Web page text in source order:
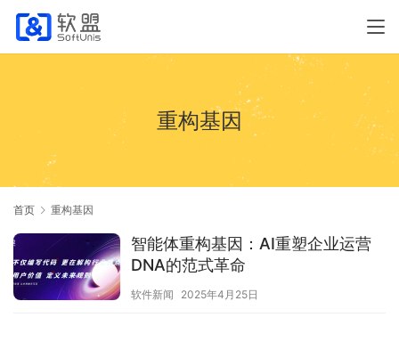
重构基因
首页 重构基因
智能体重构基因：AI重塑企业运营
DNA的范式革命
软件新闻 2025年4月25日